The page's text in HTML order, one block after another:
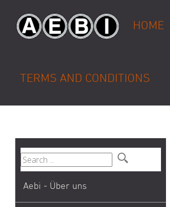
HOME
TERMS AND CONDITIONS
Aebi - Über uns